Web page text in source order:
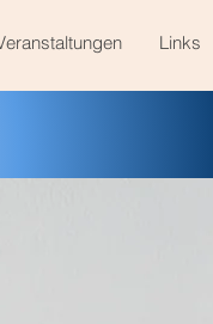
Links